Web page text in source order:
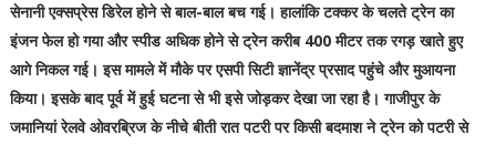
सेनानी एक्सप्रेस डिरेल होने से बाल-बाल बच गई। हालांकि टक्कर के चलते ट्रेन का
इंजन फेल हो गया और स्पीड अधिक होने से ट्रेन करीब 400 मीटर तक रगड़ खाते हुए
आगे निकल गई। इस मामले में मौके पर एसपी सिटी ज्ञानेंद्र प्रसाद पहुंचे और मुआयना
किया। इसके बाद पूर्व में हुई घटना से भी इसे जोड़कर देखा जा रहा है। गाजीपुर के
जमानियां रेलवे ओवरब्रिज के नीचे बीती रात पटरी पर किसी बदमाश ने ट्रेन को पटरी से